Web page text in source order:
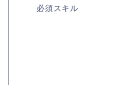
必須スキル